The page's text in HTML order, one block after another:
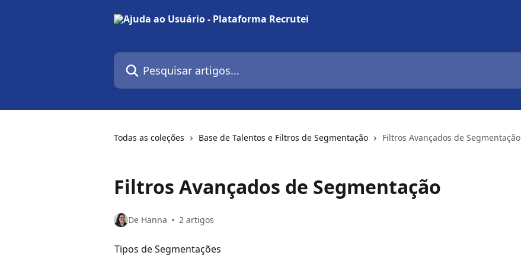
Pesquisar artigos...
Todas as coleções Base de Talentos e Filtros de Segmentação Filtros Avançados de Segmentação
Filtros Avançados de Segmentação
De Hanna 2 artigos
Tipos de Segmentações